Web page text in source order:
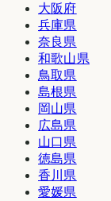
大阪府
兵庫県
奈良県
和歌山県
鳥取県
島根県
岡山県
広島県
山口県
徳島県
香川県
愛媛県